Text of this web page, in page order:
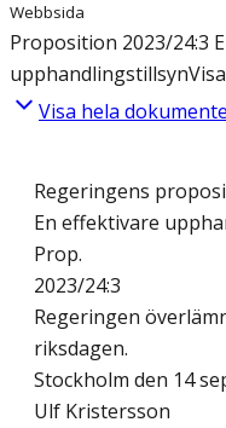
Webbsida
Proposition 2023/24:3
upphandlingstillsyn
Visa hela
Regeringens
En effektivare
Prop.
2023/24:3
Regeringen
riksdagen.
Stockholm den 14
Ulf Kristersson